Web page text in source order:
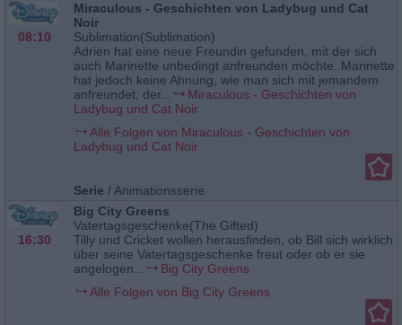
08:10
Miraculous - Geschichten von Ladybug und Cat
Noir
Sublimation(Sublimation)
Adrien hat eine neue Freundin gefunden, mit der sich
auch Marinette unbedingt anfreunden möchte. Marinette
hat jedoch keine Ahnung, wie man sich mit jemandem
anfreundet, der...
Miraculous - Geschichten von
Ladybug und Cat Noir
Alle Folgen von Miraculous - Geschichten von
Ladybug und Cat Noir
Serie /Animationsserie
16:30
Big City Greens
Vatertagsgeschenke(The Gifted)
Tilly und Cricket wollen herausfinden, ob Bill sich wirklich
über seine Vatertagsgeschenke freut oder ob er sie
angelogen...
Big City Greens
Alle Folgen von Big City Greens